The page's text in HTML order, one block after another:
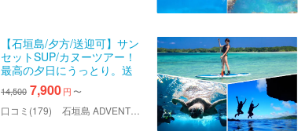
【石垣島/夕方/送迎可】サン
セットSUP/カヌーツアー！
最高の夕日にうっとり。送
迎＆写真データ無料！
14,500 7,900円 〜
口コミ(179) 石垣島 ADVENTURE PiPi（イシガキジマアドベンチャーピピ）